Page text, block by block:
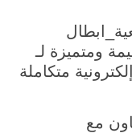
ومتميزة لـ
متكاملة
مع